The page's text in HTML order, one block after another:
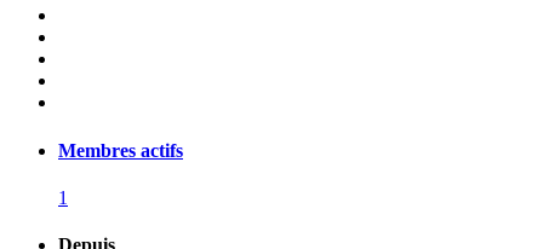
Membres actifs
1